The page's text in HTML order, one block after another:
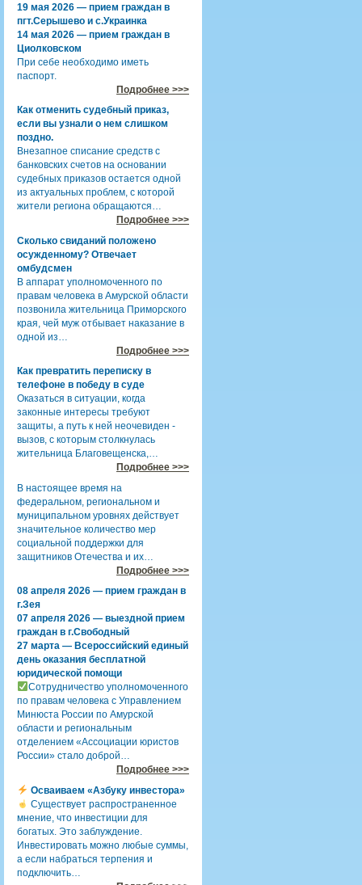
19 мая 2026 — прием граждан в
пгт.Серышево и с.Украинка
14 мая 2026 — прием граждан в
Циолковском
При себе необходимо иметь
паспорт.
Подробнее >>>
Как отменить судебный приказ,
если вы узнали о нем слишком
поздно.
Внезапное списание средств с
банковских счетов на основании
судебных приказов остается одной
из актуальных проблем, с которой
жители региона обращаются…
Подробнее >>>
Сколько свиданий положено
осужденному? Отвечает
омбудсмен
В аппарат уполномоченного по
правам человека в Амурской области
позвонила жительница Приморского
края, чей муж отбывает наказание в
одной из…
Подробнее >>>
Как превратить переписку в
телефоне в победу в суде
Оказаться в ситуации, когда
законные интересы требуют
защиты, а путь к ней неочевиден -
вызов, с которым столкнулась
жительница Благовещенска,…
Подробнее >>>
В настоящее время на
федеральном, региональном и
муниципальном уровнях действует
значительное количество мер
социальной поддержки для
защитников Отечества и их…
Подробнее >>>
08 апреля 2026 — прием граждан в
г.Зея
07 апреля 2026 — выездной прием
граждан в г.Свободный
27 марта — Всероссийский единый
день оказания бесплатной
юридической помощи
Сотрудничество уполномоченного
по правам человека с Управлением
Минюста России по Амурской
области и региональным
отделением «Ассоциации юристов
России» стало доброй…
Подробнее >>>
Осваиваем «Азбуку инвестора»
Существует распространенное
мнение, что инвестиции для
богатых. Это заблуждение.
Инвестировать можно любые суммы,
а если набраться терпения и
подключить…